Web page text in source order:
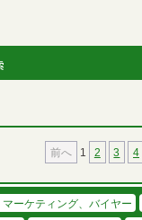
前へ 1 2 3 4
マーケティング、バイヤー